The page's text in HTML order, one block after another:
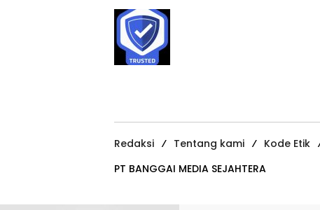
Redaksi Tentang kami Kode Etik
PT BANGGAI MEDIA SEJAHTERA